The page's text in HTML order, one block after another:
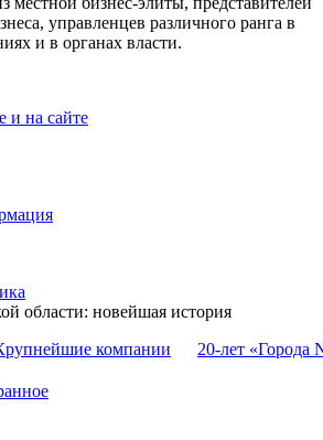
управленцев различного ранга в
и в органах власти.
и на сайте
области: новейшая история
компании 20-лет «Города